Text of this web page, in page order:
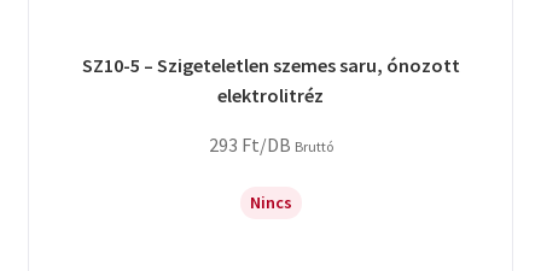
SZ10-5 – Szigeteletlen szemes saru, ónozott
elektrolitréz
293 Ft/DB Bruttó
Nincs